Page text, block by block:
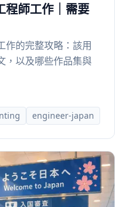
程師工作｜需要
作的完整攻略：該用
，以及哪些作品集與
engineer-japan